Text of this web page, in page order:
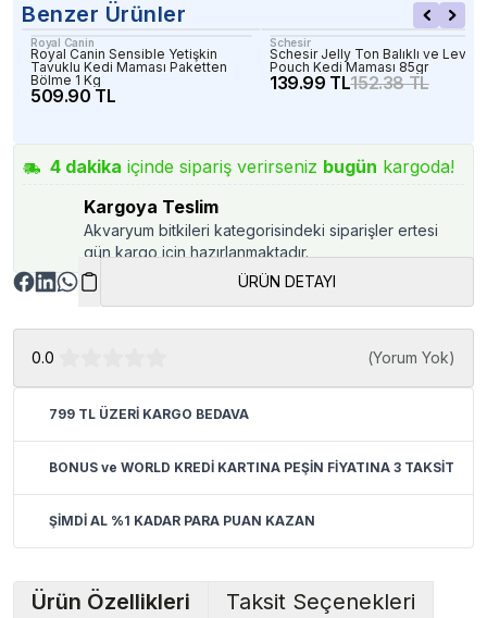
Benzer Ürünler
Royal Canin
Royal Canin Sensible Yetişkin
Tavuklu Kedi Maması Paketten
Bölme 1 Kg
509.90 TL
Schesir
Schesir Jelly Ton Balıklı ve Levrek
Pouch Kedi Maması 85gr
139.99 TL152.38 TL
4 dakika içinde sipariş verirseniz bugün kargoda!
Kargoya Teslim
Akvaryum bitkileri kategorisindeki siparişler ertesi
gün kargo için hazırlanmaktadır.
ÜRÜN DETAYI
0.0 (Yorum Yok)
799 TL ÜZERİ KARGO BEDAVA
BONUS ve WORLD KREDİ KARTINA PEŞİN FİYATINA 3 TAKSİT
ŞİMDİ AL %1 KADAR PARA PUAN KAZAN
Ürün Özellikleri Taksit Seçenekleri